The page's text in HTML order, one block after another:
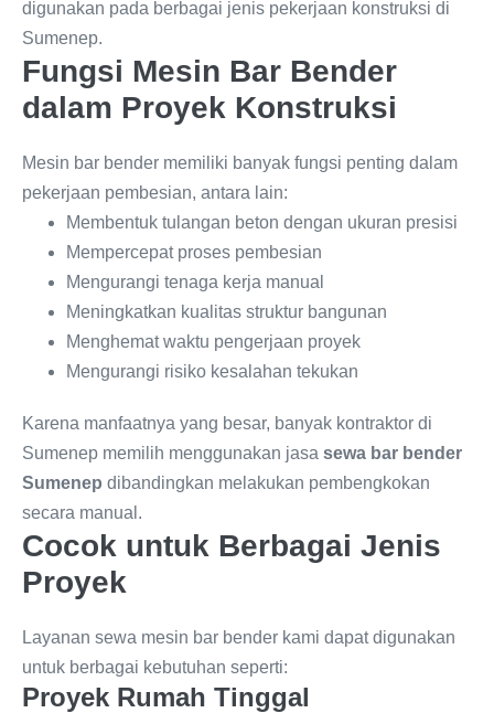
digunakan pada berbagai jenis pekerjaan konstruksi di
Sumenep.
Fungsi Mesin Bar Bender
dalam Proyek Konstruksi
Mesin bar bender memiliki banyak fungsi penting dalam
pekerjaan pembesian, antara lain:
Membentuk tulangan beton dengan ukuran presisi
Mempercepat proses pembesian
Mengurangi tenaga kerja manual
Meningkatkan kualitas struktur bangunan
Menghemat waktu pengerjaan proyek
Mengurangi risiko kesalahan tekukan
Karena manfaatnya yang besar, banyak kontraktor di
Sumenep memilih menggunakan jasa sewa bar bender
Sumenep dibandingkan melakukan pembengkokan
secara manual.
Cocok untuk Berbagai Jenis
Proyek
Layanan sewa mesin bar bender kami dapat digunakan
untuk berbagai kebutuhan seperti:
Proyek Rumah Tinggal